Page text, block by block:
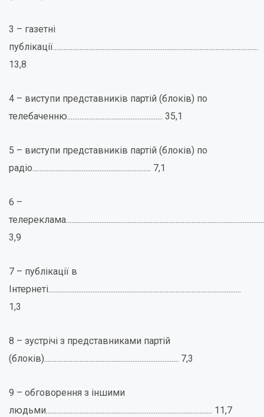
3 – газетні
публікації....................................................................................................................
13,8
4 – виступи представників партій (блоків) по
телебаченню...................................................... 35,1
5 – виступи представників партій (блоків) по
радіо................................................................... 7,1
6 –
3,9
7 – публікації в
Інтернеті.............................................................................................................
1,3
8 – зустрічі з представниками партій
(блоків)............................................................................ 7,3
9 – обговорення з іншими
людьми.............................................................................................. 11,7